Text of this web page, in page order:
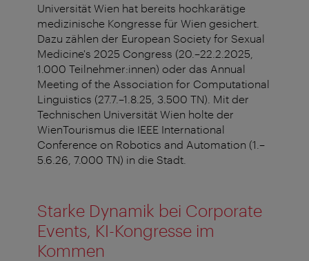
Universität Wien hat bereits hochkarätige
medizinische Kongresse für Wien gesichert.
Dazu zählen der European Society for Sexual
Medicine's 2025 Congress (20.–22.2.2025,
1.000 Teilnehmer:innen) oder das Annual
Meeting of the Association for Computational
Linguistics (27.7.–1.8.25, 3.500 TN). Mit der
Technischen Universität Wien holte der
WienTourismus die IEEE International
Conference on Robotics and Automation (1.–
5.6.26, 7.000 TN) in die Stadt.
Starke Dynamik bei Corporate
Events, KI-Kongresse im
Kommen